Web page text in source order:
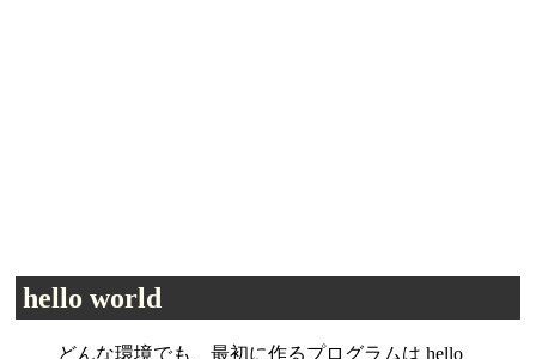
hello world
どんな環境でも、最初に作るプログラムは hello